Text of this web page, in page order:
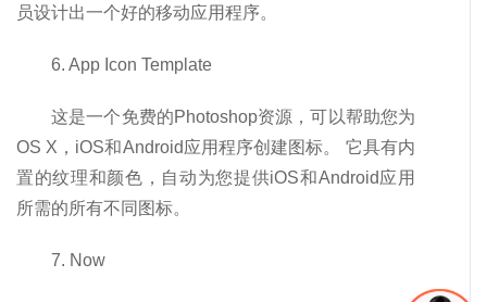
员设计出一个好的移动应用程序。
6. App Icon Template
这是一个免费的Photoshop资源，可以帮助您为
OS X，iOS和Android应用程序创建图标。 它具有内
置的纹理和颜色，自动为您提供iOS和Android应用
所需的所有不同图标。
7. Now